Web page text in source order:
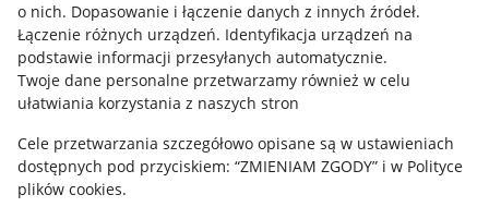
o nich. Dopasowanie i łączenie danych z innych źródeł.
Łączenie różnych urządzeń. Identyfikacja urządzeń na
podstawie informacji przesyłanych automatycznie.
Twoje dane personalne przetwarzamy również w celu
ułatwiania korzystania z naszych stron
Cele przetwarzania szczegółowo opisane są w ustawieniach
dostępnych pod przyciskiem: “ZMIENIAM ZGODY” i w Polityce
plików cookies.
Regulamin
Polityka plików "cookies"
Ustawienia plików "cookies"
Udostępnianie lokalizacji
Informacje dla Aktu o Usługach Cyfrowych